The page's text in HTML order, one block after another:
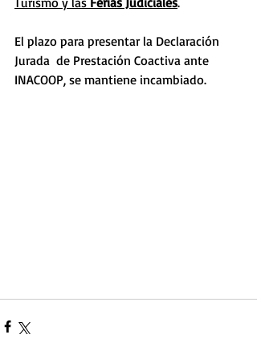
El plazo para presentar la Declaración
Jurada  de Prestación Coactiva ante
INACOOP, se mantiene incambiado.